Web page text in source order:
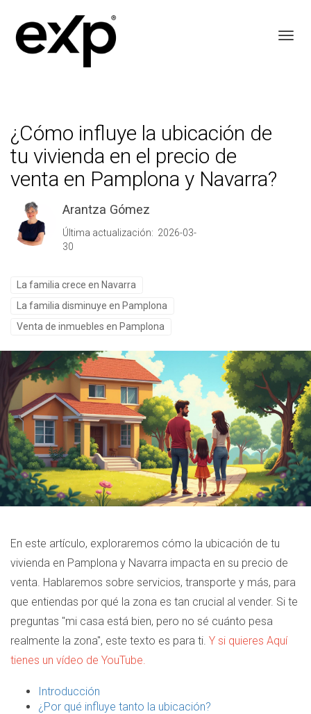
¿Cómo influye la ubicación de
tu vivienda en el precio de
venta en Pamplona y Navarra?
Arantza Gómez
Última actualización: 2026-03-
30
La familia crece en Navarra
La familia disminuye en Pamplona
Venta de inmuebles en Pamplona
En este artículo, exploraremos cómo la ubicación de tu
vivienda en Pamplona y Navarra impacta en su precio de
venta. Hablaremos sobre servicios, transporte y más, para
que entiendas por qué la zona es tan crucial al vender. Si te
preguntas "mi casa está bien, pero no sé cuánto pesa
realmente la zona", este texto es para ti. Y si quieres Aquí
tienes un vídeo de YouTube.
Introducción
¿Por qué influye tanto la ubicación?